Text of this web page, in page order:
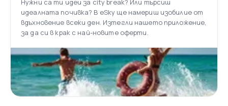
Нужни са ти идеи за city break? Или търсиш
идеалната почивка? В eSky ще намериш изобилие от
вдъхновение всеки ден. Изтегли нашето приложение,
за да си в крак с най-новите оферти.